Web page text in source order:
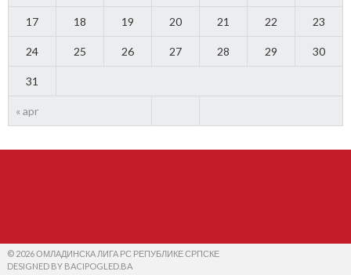
« apr
17 18 19 20 21 22 23
24 25 26 27 28 29 30
31
© 2026 ОМЛАДИНСКА ЛИГА РС РЕПУБЛИКЕ СРПСКЕ
DESIGNED BY BACIPOGLED.BA